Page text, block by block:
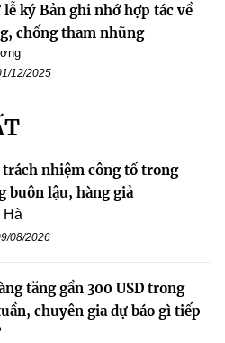
lễ ký Bản ghi nhớ hợp tác về
chống tham nhũng
12/2025
trách nhiệm công tố trong
buôn lậu, hàng giả
08/2026
tăng gần 300 USD trong
chuyên gia dự báo gì tiếp